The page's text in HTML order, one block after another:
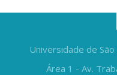
Universidade de
Área 1 - Av.